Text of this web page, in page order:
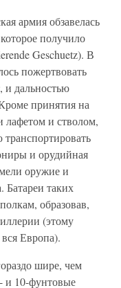
армия обзавелась
получило
Geschuetz). В
пожертвовать
и дальностью
принятия на
лафетом и стволом,
и орудийная
оружие и
Батареи таких
образовав,
(этому
Европа).
шире, чем
и 10-фунтовые